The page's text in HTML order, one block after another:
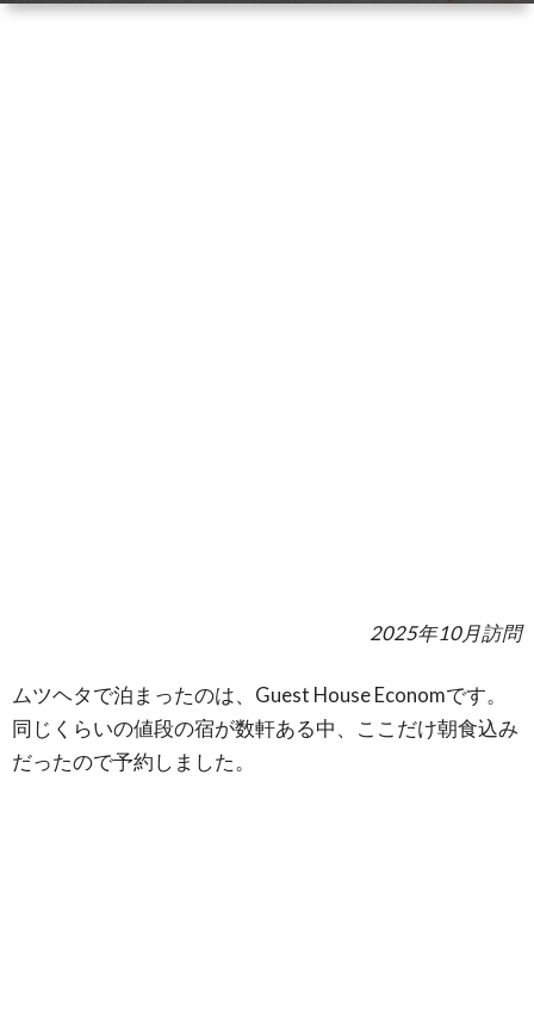
2025年10月訪問
ムツヘタで泊まったのは、Guest House Economです。
同じくらいの値段の宿が数軒ある中、ここだけ朝食込み
だったので予約しました。